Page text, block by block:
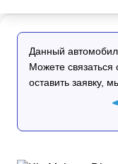
Данный
Можете связаться
оставить заявку,